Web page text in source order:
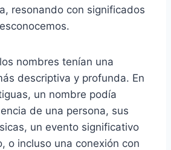
resonando con significados
nombres tenían una
descriptiva y profunda. En
un nombre podía
de una persona, sus
un evento significativo
o incluso una conexión con